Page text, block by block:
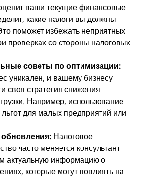
ваши текущие финансовые
какие налоги вы должны
поможет избежать неприятных
проверках со стороны налоговых
советы по оптимизации:
уникален, и вашему бизнесу
своя стратегия снижения
Например, использование
для малых предприятий или
Налоговое
часто меняется консультант
актуальную информацию о
которые могут повлиять на